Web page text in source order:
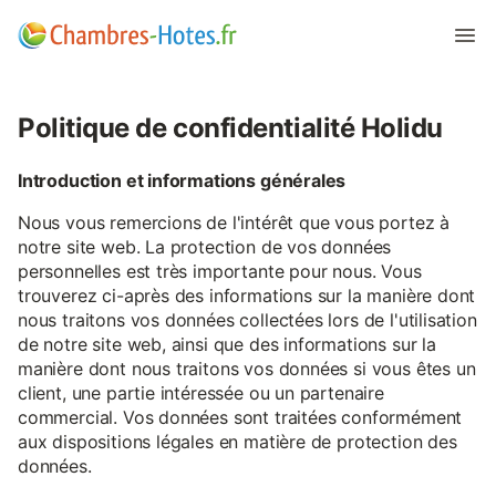
Politique de confidentialité Holidu
Introduction et informations générales
Nous vous remercions de l'intérêt que vous portez à
notre site web. La protection de vos données
personnelles est très importante pour nous. Vous
trouverez ci-après des informations sur la manière dont
nous traitons vos données collectées lors de l'utilisation
de notre site web, ainsi que des informations sur la
manière dont nous traitons vos données si vous êtes un
client, une partie intéressée ou un partenaire
commercial. Vos données sont traitées conformément
aux dispositions légales en matière de protection des
données.